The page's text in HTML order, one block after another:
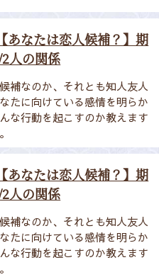
あなたは恋人候補？】期
人の関係
補なのか、それとも知人友人
に向けている感情を明らか
な行動を起こすのか教えます
あなたは恋人候補？】期
人の関係
補なのか、それとも知人友人
に向けている感情を明らか
な行動を起こすのか教えます